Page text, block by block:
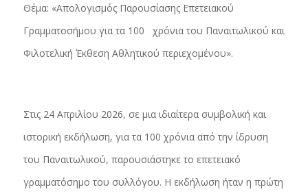
Θέμα: «Απολογισμός Παρουσίασης Επετειακού
Γραμματοσήμου για τα 100 χρόνια του Παναιτωλικού και
Φιλοτελική Έκθεση Αθλητικού περιεχομένου».
Στις 24 Απριλίου 2026, σε μια ιδιαίτερα συμβολική και
ιστορική εκδήλωση, για τα 100 χρόνια από την ίδρυση
του Παναιτωλικού, παρουσιάστηκε το επετειακό
γραμματόσημο του συλλόγου. Η εκδήλωση ήταν η πρώτη